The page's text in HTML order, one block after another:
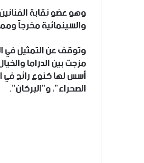
والسينمائية مخرجاً
مزجت بين الدراما
أسس لها كنوع رائج في
الصحراء”، و”البركان”.